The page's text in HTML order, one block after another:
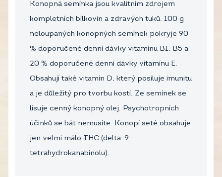
Konopná semínka jsou kvalitním zdrojem
kompletních bílkovin a zdravých tuků. 100 g
neloupaných konopných semínek pokryje 90
% doporučené denní dávky vitamínu B1, B5 a
20 % doporučené denní dávky vitamínu E.
Obsahují také vitamín D, který posiluje imunitu
a je důležitý pro tvorbu kostí. Ze semínek se
lisuje cenný konopný olej. Psychotropních
účinků se bát nemusíte. Konopí seté obsahuje
jen velmi málo THC (delta-9-
tetrahydrokanabinolu).